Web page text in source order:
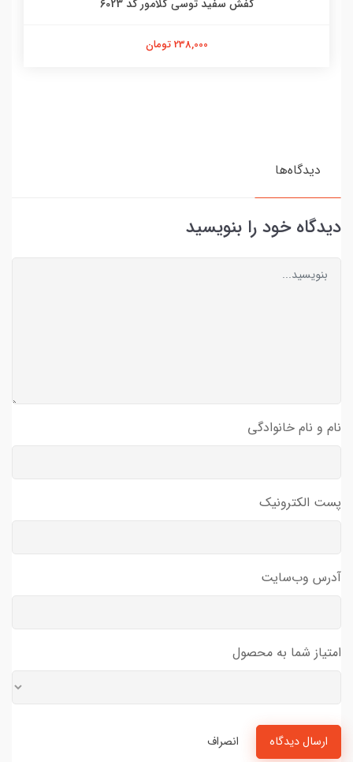
کفش سفید توسی گلامور کد 6023
238,000 تومان
دیدگاه‌ها
دیدگاه خود را بنویسید
نام و نام خانوادگی
پست الکترونیک
آدرس وب‌سایت
امتیاز شما به محصول
ارسال دیدگاه انصراف